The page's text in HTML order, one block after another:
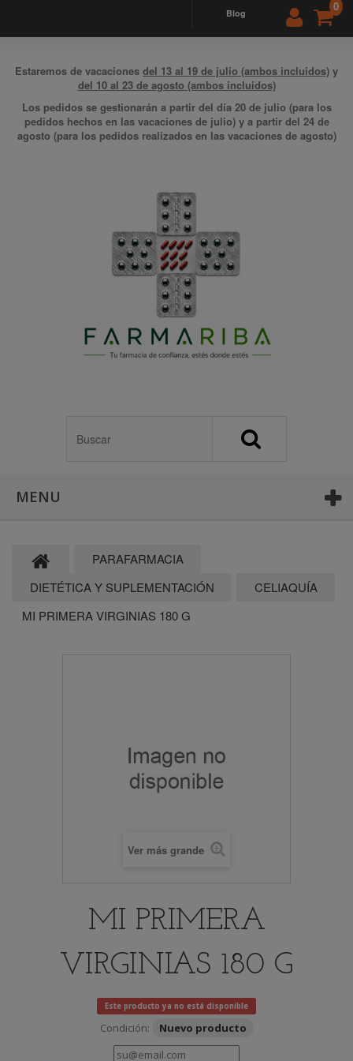
0
blog
Estaremos de vacaciones del 13 al 19 de julio (ambos incluidos) y
del 10 al 23 de agosto (ambos incluidos)
Los pedidos se gestionarán a partir del día 20 de julio (para los
pedidos hechos en las vacaciones de julio) y a partir del 24 de
agosto (para los pedidos realizados en las vacaciones de agosto)
MENU
PARAFARMACIA
DIETÉTICA Y SUPLEMENTACIÓN
CELIAQUÍA
MI PRIMERA VIRGINIAS 180 G
Ver más grande
MI PRIMERA
VIRGINIAS 180 G
Este producto ya no está disponible
Condición: Nuevo producto